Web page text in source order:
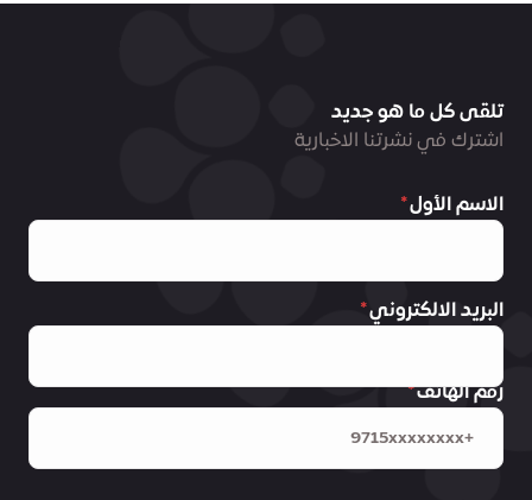
تلقى كل ما هو جديد
اشترك في نشرتنا الاخبارية
الاسم الأول
البريد الالكتروني
رقم الهاتف